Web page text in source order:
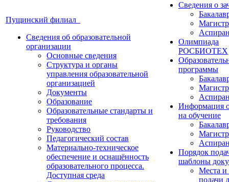
Пущинский филиал
Сведения об образовательной
организации
Основные сведения
Структура и органы
управления образовательной
организацией
Документы
Образование
Образовательные стандарты и
требования
Руководство
Педагогический состав
Материально-техническое
обеспечение и оснащённость
образовательного процесса.
Доступная среда
Сведения о
Олимпиада
РОСБИОТЕХ
программы
Информация
на обучение
Порядок
шаблоны
Места и
подачи